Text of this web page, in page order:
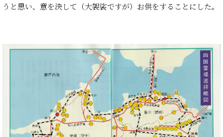
うと思い、意を決して（大袈裟ですが）お供をすることにした。